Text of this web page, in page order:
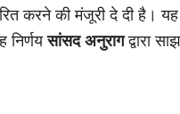
करने की मंजूरी दे दी है।
निर्णयसांसद अनुरागद्वारा